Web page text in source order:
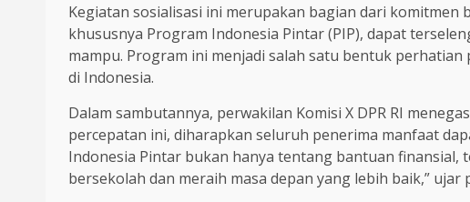
Kegiatan sosialisasi ini merupakan bagian dari komitmen
khususnya Program Indonesia Pintar (PIP), dapat
mampu. Program ini menjadi salah satu bentuk
di Indonesia.
Dalam sambutannya, perwakilan Komisi X DPR RI
percepatan ini, diharapkan seluruh penerima manfaat
Indonesia Pintar bukan hanya tentang bantuan
bersekolah dan meraih masa depan yang lebih baik,”